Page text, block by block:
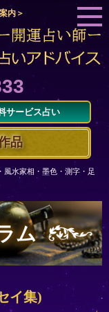
内＞
サービス占い
品
風水家相・墨色・測字・足
ム
イ集)